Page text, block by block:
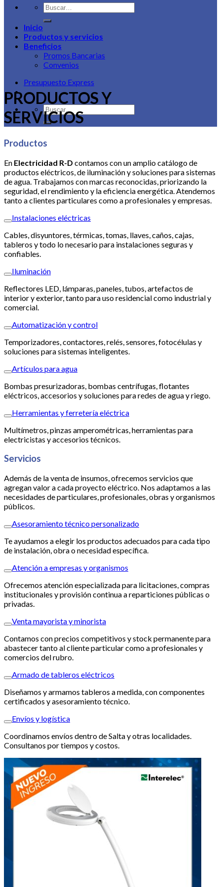
Buscar
por:
Inicio
Productos y servicios
Beneficios
Promos Bancarias
Convenios
Presupuesto Express
RD Distribución
Buscar
por:
PRODUCTOS Y
SERVICIOS
Productos
En Electricidad R-D contamos con un amplio catálogo de
productos eléctricos, de iluminación y soluciones para sistemas
de agua. Trabajamos con marcas reconocidas, priorizando la
seguridad, el rendimiento y la eficiencia energética. Atendemos
tanto a clientes particulares como a profesionales y empresas.
Instalaciones eléctricas
Cables, disyuntores, térmicas, tomas, llaves, caños, cajas,
tableros y todo lo necesario para instalaciones seguras y
confiables.
Iluminación
Reflectores LED, lámparas, paneles, tubos, artefactos de
interior y exterior, tanto para uso residencial como industrial y
comercial.
Automatización y control
Temporizadores, contactores, relés, sensores, fotocélulas y
soluciones para sistemas inteligentes.
Artículos para agua
Bombas presurizadoras, bombas centrífugas, flotantes
eléctricos, accesorios y soluciones para redes de agua y riego.
Herramientas y ferretería eléctrica
Multímetros, pinzas amperométricas, herramientas para
electricistas y accesorios técnicos.
Servicios
Además de la venta de insumos, ofrecemos servicios que
agregan valor a cada proyecto eléctrico. Nos adaptamos a las
necesidades de particulares, profesionales, obras y organismos
públicos.
Asesoramiento técnico personalizado
Te ayudamos a elegir los productos adecuados para cada tipo
de instalación, obra o necesidad específica.
Atención a empresas y organismos
Ofrecemos atención especializada para licitaciones, compras
institucionales y provisión continua a reparticiones públicas o
privadas.
Venta mayorista y minorista
Contamos con precios competitivos y stock permanente para
abastecer tanto al cliente particular como a profesionales y
comercios del rubro.
Armado de tableros eléctricos
Diseñamos y armamos tableros a medida, con componentes
certificados y asesoramiento técnico.
Envíos y logística
Coordinamos envíos dentro de Salta y otras localidades.
Consultanos por tiempos y costos.